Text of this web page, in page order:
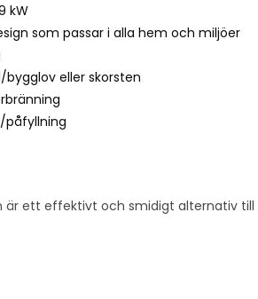
kW
som passar i alla hem och miljöer
bygglov eller skorsten
påfyllning
är ett effektivt och smidigt alternativ